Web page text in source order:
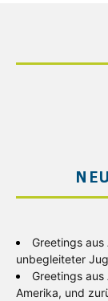
Greetings
unbegleiteter
Greetings
Amerika, und